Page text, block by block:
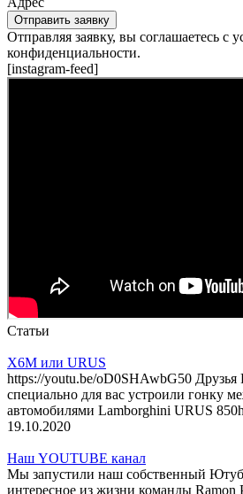
Отправить заявку
Отправляя заявку, вы соглашаетесь с
конфиденциальности.
[instagram-feed]
Статьи
X6M или URUS
https://youtu.be/oD0SHAwbG50
специально для вас устроили гонку
автомобилями Lamborghini URUS
19.10.2020
Наш YOUTUBE канал
Мы запустили наш собственный Ютуб
интересное из жизни команды Ramon